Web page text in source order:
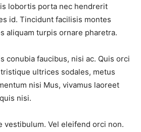
lobortis porta nec hendrerit
id. Tincidunt facilisis montes
aliquam turpis ornare pharetra.
conubia faucibus, nisi ac. Quis orci
ultrices sodales, metus
nisi Mus, vivamus laoreet
nisi.
vestibulum. Vel eleifend orci non.